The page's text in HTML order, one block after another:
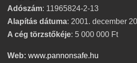
Adószám: 11965824-2-13
Alapítás dátuma: 2001. december
A cég törzstőkéje: 5 000 000 Ft
Web: www.pannonsafe.hu